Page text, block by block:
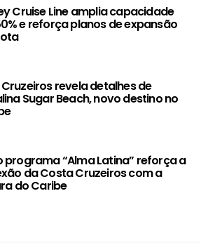
Cruise Line amplia capacidade
e reforça planos de expansão
Cruzeiros revela detalhes de
Sugar Beach, novo destino no
programa “Alma Latina” reforça a
da Costa Cruzeiros com a
do Caribe